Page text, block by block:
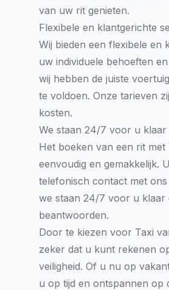
van uw rit genieten.
Flexibele en klantgerichte
Wij bieden een flexibele en
uw individuele behoeften
wij hebben de juiste
te voldoen. Onze tarieven
kosten.
We staan 24/7 voor u klaar
Het boeken van een rit
eenvoudig en gemakkelijk.
telefonisch contact met
we staan 24/7 voor u klaar
beantwoorden.
Door te kiezen voor Taxi
zeker dat u kunt rekenen
veiligheid. Of u nu op
u op tijd en ontspannen op